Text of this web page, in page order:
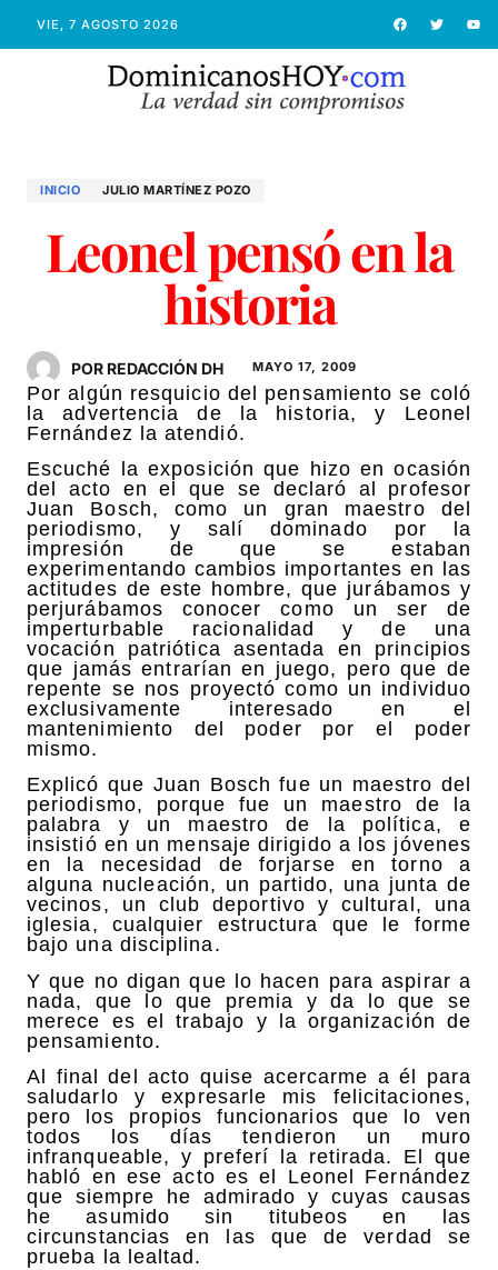
VIE, 7 AGOSTO 2026
INICIO JULIO MARTÍ­NEZ POZO
Leonel pensó en la
historia
POR REDACCIÓN DH MAYO 17, 2009
Por algún resquicio del pensamiento se coló
la advertencia de la historia, y Leonel
Fernández la atendió.
Escuché la exposición que hizo en ocasión
del acto en el que se declaró al profesor
Juan Bosch, como un gran maestro del
periodismo, y salí dominado por la
impresión de que se estaban
experimentando cambios importantes en las
actitudes de este hombre, que jurábamos y
perjurábamos conocer como un ser de
imperturbable racionalidad y de una
vocación patriótica asentada en principios
que jamás entrarían en juego, pero que de
repente se nos proyectó como un individuo
exclusivamente interesado en el
mantenimiento del poder por el poder
mismo.
Explicó que Juan Bosch fue un maestro del
periodismo, porque fue un maestro de la
palabra y un maestro de la política, e
insistió en un mensaje dirigido a los jóvenes
en la necesidad de forjarse en torno a
alguna nucleación, un partido, una junta de
vecinos, un club deportivo y cultural, una
iglesia, cualquier estructura que le forme
bajo una disciplina.
Y que no digan que lo hacen para aspirar a
nada, que lo que premia y da lo que se
merece es el trabajo y la organización de
pensamiento.
Al final del acto quise acercarme a él para
saludarlo y expresarle mis felicitaciones,
pero los propios funcionarios que lo ven
todos los días tendieron un muro
infranqueable, y preferí la retirada. El que
habló en ese acto es el Leonel Fernández
que siempre he admirado y cuyas causas
he asumido sin titubeos en las
circunstancias en las que de verdad se
prueba la lealtad.